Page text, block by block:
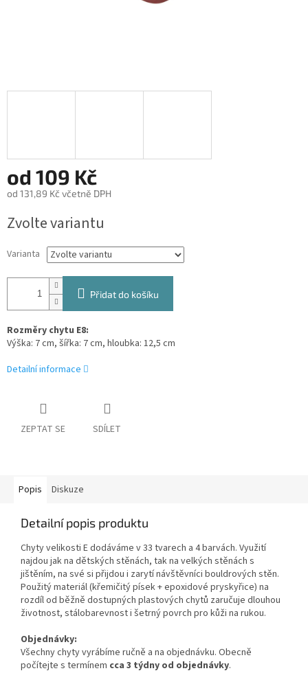
od 109 Kč
od 131,89 Kč včetně DPH
cena:
Zvolte variantu
Varianta
Přidat do košíku
Rozměry chytu E8:
Výška: 7 cm, šířka: 7 cm, hloubka: 12,5 cm
Detailní informace
ZEPTAT SE SDÍLET
Popis Diskuze
Detailní popis produktu
Chyty velikosti E dodáváme v 33 tvarech a 4 barvách. Využití
najdou jak na dětských stěnách, tak na velkých stěnách s
jištěním, na své si přijdou i zarytí návštěvníci bouldrových stěn.
Použitý materiál (křemičitý písek + epoxidové pryskyřice) na
rozdíl od běžně dostupných plastových chytů zaručuje dlouhou
životnost, stálobarevnost i šetrný povrch pro kůži na rukou.
Objednávky:
Všechny chyty vyrábíme ručně a na objednávku. Obecně
počítejte s termínem cca 3 týdny od objednávky.